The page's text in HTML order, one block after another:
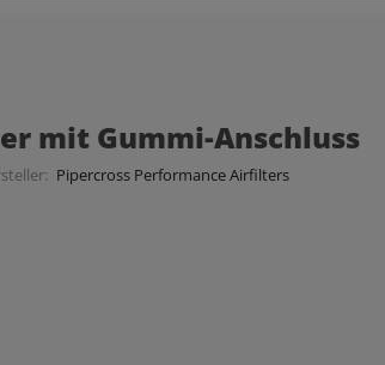
mit Gummi-Anschluss
Pipercross Performance Airfilters